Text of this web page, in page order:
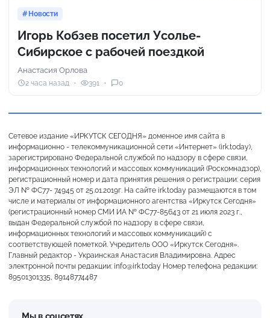
Новости
Игорь Кобзев посетил Усолье-
Сибирское с рабочей поездкой
Анастасия Орлова
2 часа назад 391 0
Сетевое издание «ИРКУТСК СЕГОДНЯ» доменное имя сайта в
информационно - телекоммуникационной сети «Интернет» (irk.today),
зарегистрировано Федеральной службой по надзору в сфере связи,
информационных технологий и массовых коммуникаций (Роскомнадзор),
регистрационный номер и дата принятия решения о регистрации: серия
ЭЛ № ФС77- 74945 от 25.01.2019г. На сайте irk.today размещаются в том
числе и материалы от информационного агентства «Иркутск Сегодня»
(регистрационный номер СМИ ИА № ФС77-85643 от 21 июля 2023 г.,
выдан Федеральной службой по надзору в сфере связи,
информационных технологий и массовых коммуникаций) с
соответствующей пометкой. Учредитель ООО «Иркутск Сегодня».
Главный редактор - Украинская Анастасия Владимировна. Адрес
электронной почты редакции: info@irk.today Номер телефона редакции:
89501301335, 89148774487